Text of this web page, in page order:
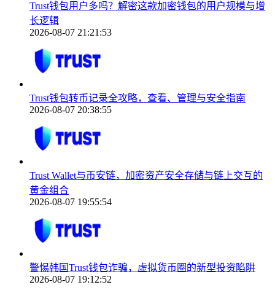
Trust钱包用户多吗？解密这款加密钱包的用户规模与增
长逻辑
2026-08-07 21:21:53
Trust钱包转币记录全攻略，查看、管理与安全指南
2026-08-07 20:38:55
Trust Wallet与币安链，加密资产安全存储与链上交互的
黄金组合
2026-08-07 19:55:54
警惕韩国Trust钱包诈骗，虚拟货币圈的新型投资陷阱
2026-08-07 19:12:52